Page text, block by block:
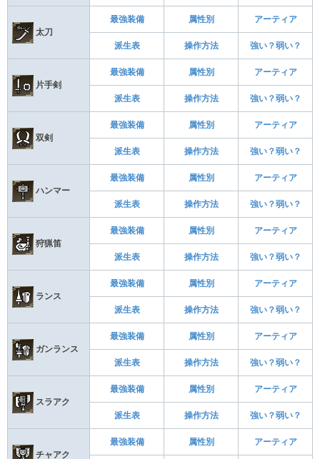
太刀
最強装備 属性別 アーティア
派生表 操作方法 強い？弱い？
片手剣
最強装備 属性別 アーティア
派生表 操作方法 強い？弱い？
双剣
最強装備 属性別 アーティア
派生表 操作方法 強い？弱い？
ハンマー
最強装備 属性別 アーティア
派生表 操作方法 強い？弱い？
狩猟笛
最強装備 属性別 アーティア
派生表 操作方法 強い？弱い？
ランス
最強装備 属性別 アーティア
派生表 操作方法 強い？弱い？
ガンランス
最強装備 属性別 アーティア
派生表 操作方法 強い？弱い？
スラアク
最強装備 属性別 アーティア
派生表 操作方法 強い？弱い？
チャアク
最強装備 属性別 アーティア